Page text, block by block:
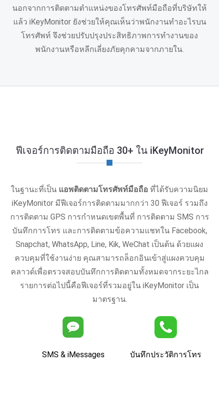
นอกจากการติดตามตำแหน่งของโทรศัพท์มือถือที่บริษัทให้
แล้ว iKeyMonitor ยังช่วยให้คุณเห็นว่าพนักงานทำอะไรบน
โทรศัพท์ จึงช่วยปรับปรุงประสิทธิภาพการทำงานของ
พนักงานหรือหลีกเลี่ยงภัยคุกคามจากภายใน.
ฟีเจอร์การติดตามมือถือ 30+ ใน iKeyMonitor
ในฐานะที่เป็น แอพติดตามโทรศัพท์มือถือ ที่ได้รับความนิยม
iKeyMonitor มีฟีเจอร์การติดตามมากกว่า 30 ฟีเจอร์ รวมถึง
การติดตาม GPS การกำหนดเขตพื้นที่ การติดตาม SMS การ
บันทึกการโทร และการติดตามข้อความแชทใน Facebook,
Snapchat, WhatsApp, Line, Kik, WeChat เป็นต้น ด้วยแผง
ควบคุมที่ใช้งานง่าย คุณสามารถล็อกอินเข้าสู่แผงควบคุม
คลาวด์เพื่อตรวจสอบบันทึกการติดตามทั้งหมดจากระยะไกล
รายการต่อไปนี้คือฟีเจอร์ที่รวมอยู่ใน iKeyMonitor เป็น
มาตรฐาน.
SMS & iMessages บันทึกประวัติการโทร